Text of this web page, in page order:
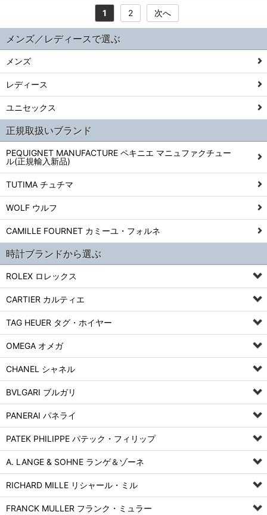
1 2 次へ
メンズ／レディースで選ぶ
メンズ
レディース
ユニセックス
正規取扱いブランド
PEQUIGNET MANUFACTURE ペキニエ マニュファクチュー
ル(正規輸入新品)
TUTIMA チュチマ
WOLF ウルフ
CAMILLE FOURNET カミーユ・フォルネ
時計ブランドから選ぶ
ROLEX ロレックス
CARTIER カルティエ
TAG HEUER タグ・ホイヤー
OMEGA オメガ
CHANEL シャネル
BVLGARI ブルガリ
PANERAI パネライ
PATEK PHILIPPE パテック・フィリップ
A. LANGE & SOHNE ランゲ＆ゾーネ
RICHARD MILLE リシャール・ミル
FRANCK MULLER フランク・ミュラー